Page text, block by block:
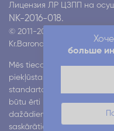
больше
Лицензия ЛР ЦЗПП на
NK-2016-018.
© 2011-2026 Incredit
Kr.Barona 130 k4, Rīga LV-
Mēs tiecamies nodrošināt
piekļūstamību atbilstoši
standartam EN 301 549.
būtu ērti lietojama visiem
dažādiem funkcionāliem
saskārāties ar grūtībām,